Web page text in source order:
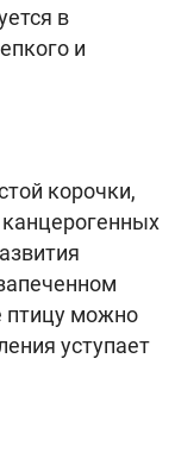
в
и
корочки,
птицу можно
уступает